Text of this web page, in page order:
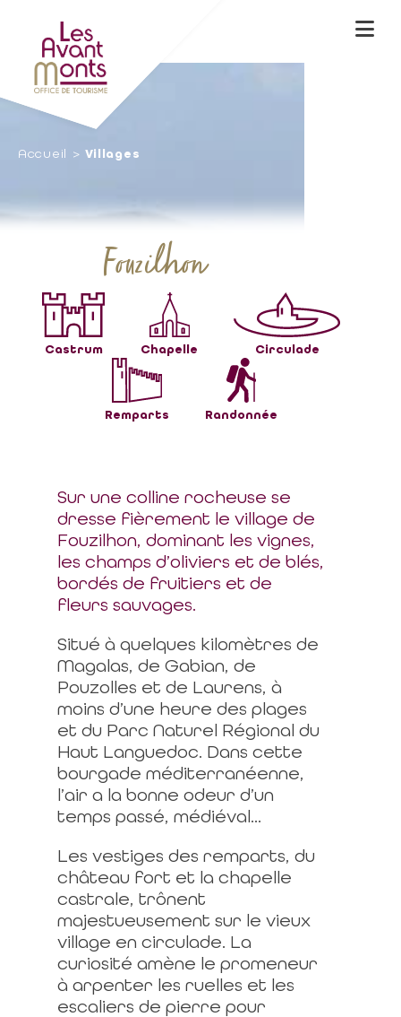
Accueil Villages
Fouzilhon
Castrum Chapelle Circulade
Remparts Randonnée
Sur une colline rocheuse se
dresse fièrement le village de
Fouzilhon, dominant les vignes,
les champs d’oliviers et de blés,
bordés de fruitiers et de
fleurs sauvages.
Situé à quelques kilomètres de
Magalas, de Gabian, de
Pouzolles et de Laurens, à
moins d’une heure des plages
et du Parc Naturel Régional du
Haut Languedoc. Dans cette
bourgade méditerranéenne,
l’air a la bonne odeur d’un
temps passé, médiéval...
Les vestiges des remparts, du
château fort et la chapelle
castrale, trônent
majestueusement sur le vieux
village en circulade. La
curiosité amène le promeneur
à arpenter les ruelles et les
escaliers de pierre pour